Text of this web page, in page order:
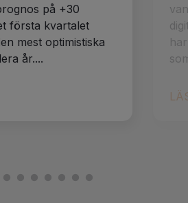
på +30
första kvartalet
mest optimistiska
år....